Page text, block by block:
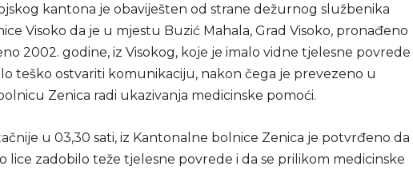
kantona je obaviješten od strane dežurnog službenika
Visoko da je u mjestu Buzić Mahala, Grad Visoko, pronađeno
2002. godine, iz Visokog, koje je imalo vidne tjelesne povrede
teško ostvariti komunikaciju, nakon čega je prevezeno u
Zenica radi ukazivanja medicinske pomoći.
u 03,30 sati, iz Kantonalne bolnice Zenica je potvrđeno da
lice zadobilo teže tjelesne povrede i da se prilikom medicinske